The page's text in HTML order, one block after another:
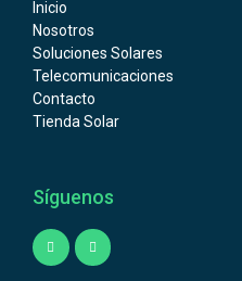
Inicio
Nosotros
Soluciones Solares
Telecomunicaciones
Contacto
Tienda Solar
Síguenos